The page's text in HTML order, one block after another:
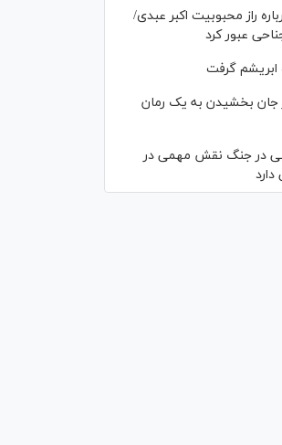
راز محبوبیت اکبر عبدی/
عبور کرد
جان بخشیدن به یک رمان
در جنگ نقش مهمی در